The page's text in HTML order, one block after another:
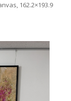
162.2×193.9